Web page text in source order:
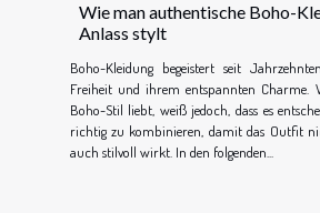
Wie man authentische Boho-
Anlass stylt
Boho-Kleidung begeistert seit
Freiheit und ihrem entspannten Charme.
Boho-Stil liebt, weiß jedoch, dass es
richtig zu kombinieren, damit das Outfit
auch stilvoll wirkt. In den folgenden...